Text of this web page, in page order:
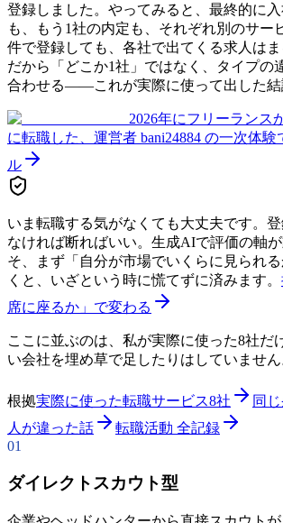
登録しました。やってみると、最終的に
も、もう1社の内定も、それぞれ別のサー
件で登録しても、各社で出てくる求人はま
だから「どこか1社」ではなく、タイプの
合わせる——これが実際に使って出した結
2026年にフリーランス
に転職した、運営者 bani24884 の一次体験
ル
いま転職する気がなくても大丈夫です。
なければ断ればいい。生成AIで評価の軸
そ、まず「自分が市場でいくらに見られ
くと、いざという時に慌てずに済みます。
席に座るか」で変わる
ここに並ぶのは、私が実際に使った8社だ
い会社を埋め草で足したりはしていません
根拠実際に使った転職サービス8社
同
人が違った話
転職活動 全記録
01
ダイレクトスカウト型